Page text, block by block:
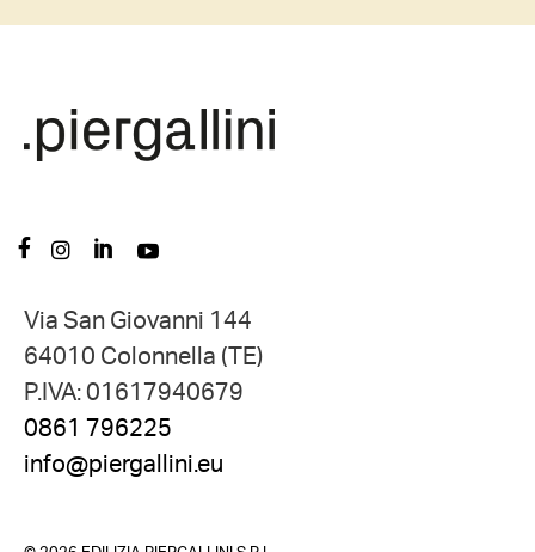
Via San Giovanni 144
64010 Colonnella (TE)
P.IVA: 01617940679
0861 796225
info@piergallini.eu